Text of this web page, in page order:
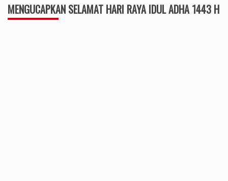
MENGUCAPKAN SELAMAT HARI RAYA IDUL ADHA 1443 H